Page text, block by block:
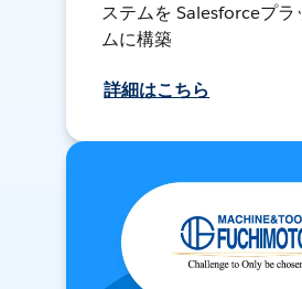
ステムを Salesforceプラ
ムに構築
詳細はこちら